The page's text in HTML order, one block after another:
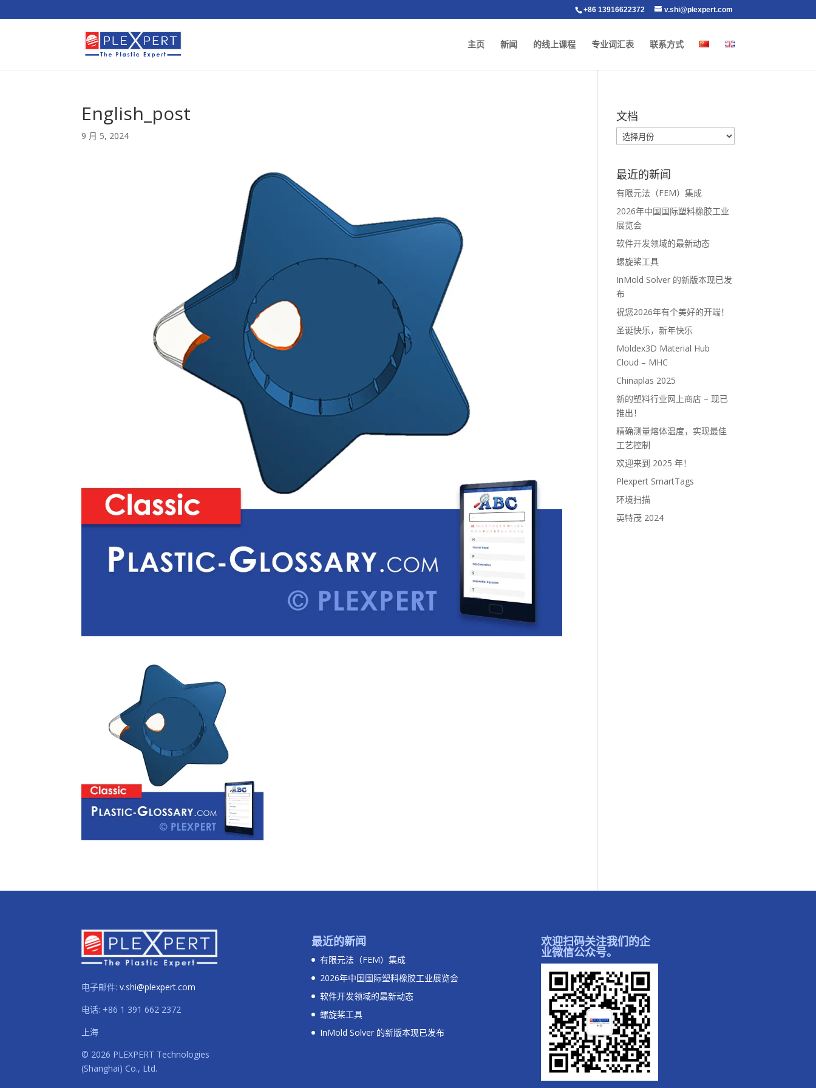
+86 13916622372 v.shi@plexpert.com
主页 新闻 的线上课程 专业词汇表 联系方式
English_post
9 月 5, 2024
文档
最近的新闻
有限元法（FEM）集成
2026年中国国际塑料橡胶工业
展览会
软件开发领域的最新动态
螺旋桨工具
InMold Solver 的新版本现已发
布
祝您2026年有个美好的开端！
圣诞快乐，新年快乐
Moldex3D Material Hub
Cloud – MHC
Chinaplas 2025
新的塑料行业网上商店 – 现已
推出！
精确测量熔体温度，实现最佳
工艺控制
欢迎来到 2025 年！
Plexpert SmartTags
环境扫描
英特茂 2024
电子邮件:v.shi@plexpert.com
电话: +86 1 391 662 2372
上海
© 2026 PLEXPERT Technologies
(Shanghai) Co., Ltd.
最近的新闻
有限元法（FEM）集成
2026年中国国际塑料橡胶工业展览会
软件开发领域的最新动态
螺旋桨工具
InMold Solver 的新版本现已发布
欢迎扫码关注我们的企
业微信公众号。